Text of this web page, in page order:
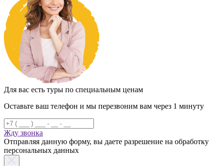
Для вас есть туры по специальным ценам
Оставьте ваш телефон и мы перезвоним вам через 1 минуту
Жду звонка
Отправляя данную форму, вы даете разрешение на обработку
персональных данных